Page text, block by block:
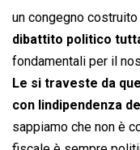
un congegno
dibattito politico
fondamentali per il
Le si traveste da
con lindipendenza
sappiamo che non è